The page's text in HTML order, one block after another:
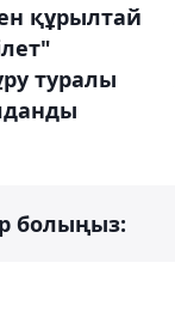
құрылтай
туралы
болыңыз: